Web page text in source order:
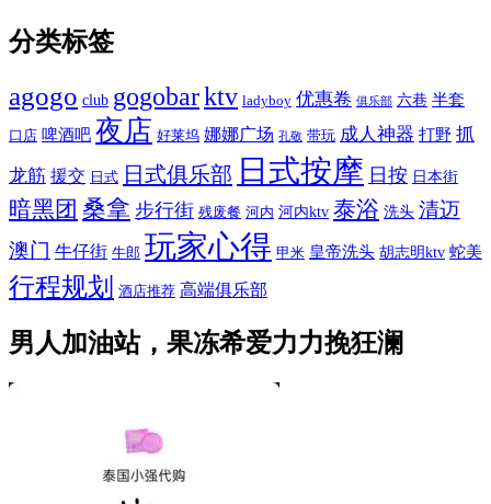
分类标签
agogo club gogobarktv ladyboy 优惠卷 俱乐部 六巷 半套
口店 啤酒吧 夜店 好莱坞 娜娜广场 孔敬 带玩 成人神器 打野 抓
龙筋 援交 日式 日式俱乐部 日式按摩 日按 日本街
暗黑团 桑拿 步行街 残废餐 河内 河内ktv 泰浴 洗头 清迈
澳门 牛仔街 牛郎 玩家心得 甲米 皇帝洗头 胡志明ktv 蛇美
行程规划 酒店推荐 高端俱乐部
男人加油站，果冻希爱力力挽狂澜